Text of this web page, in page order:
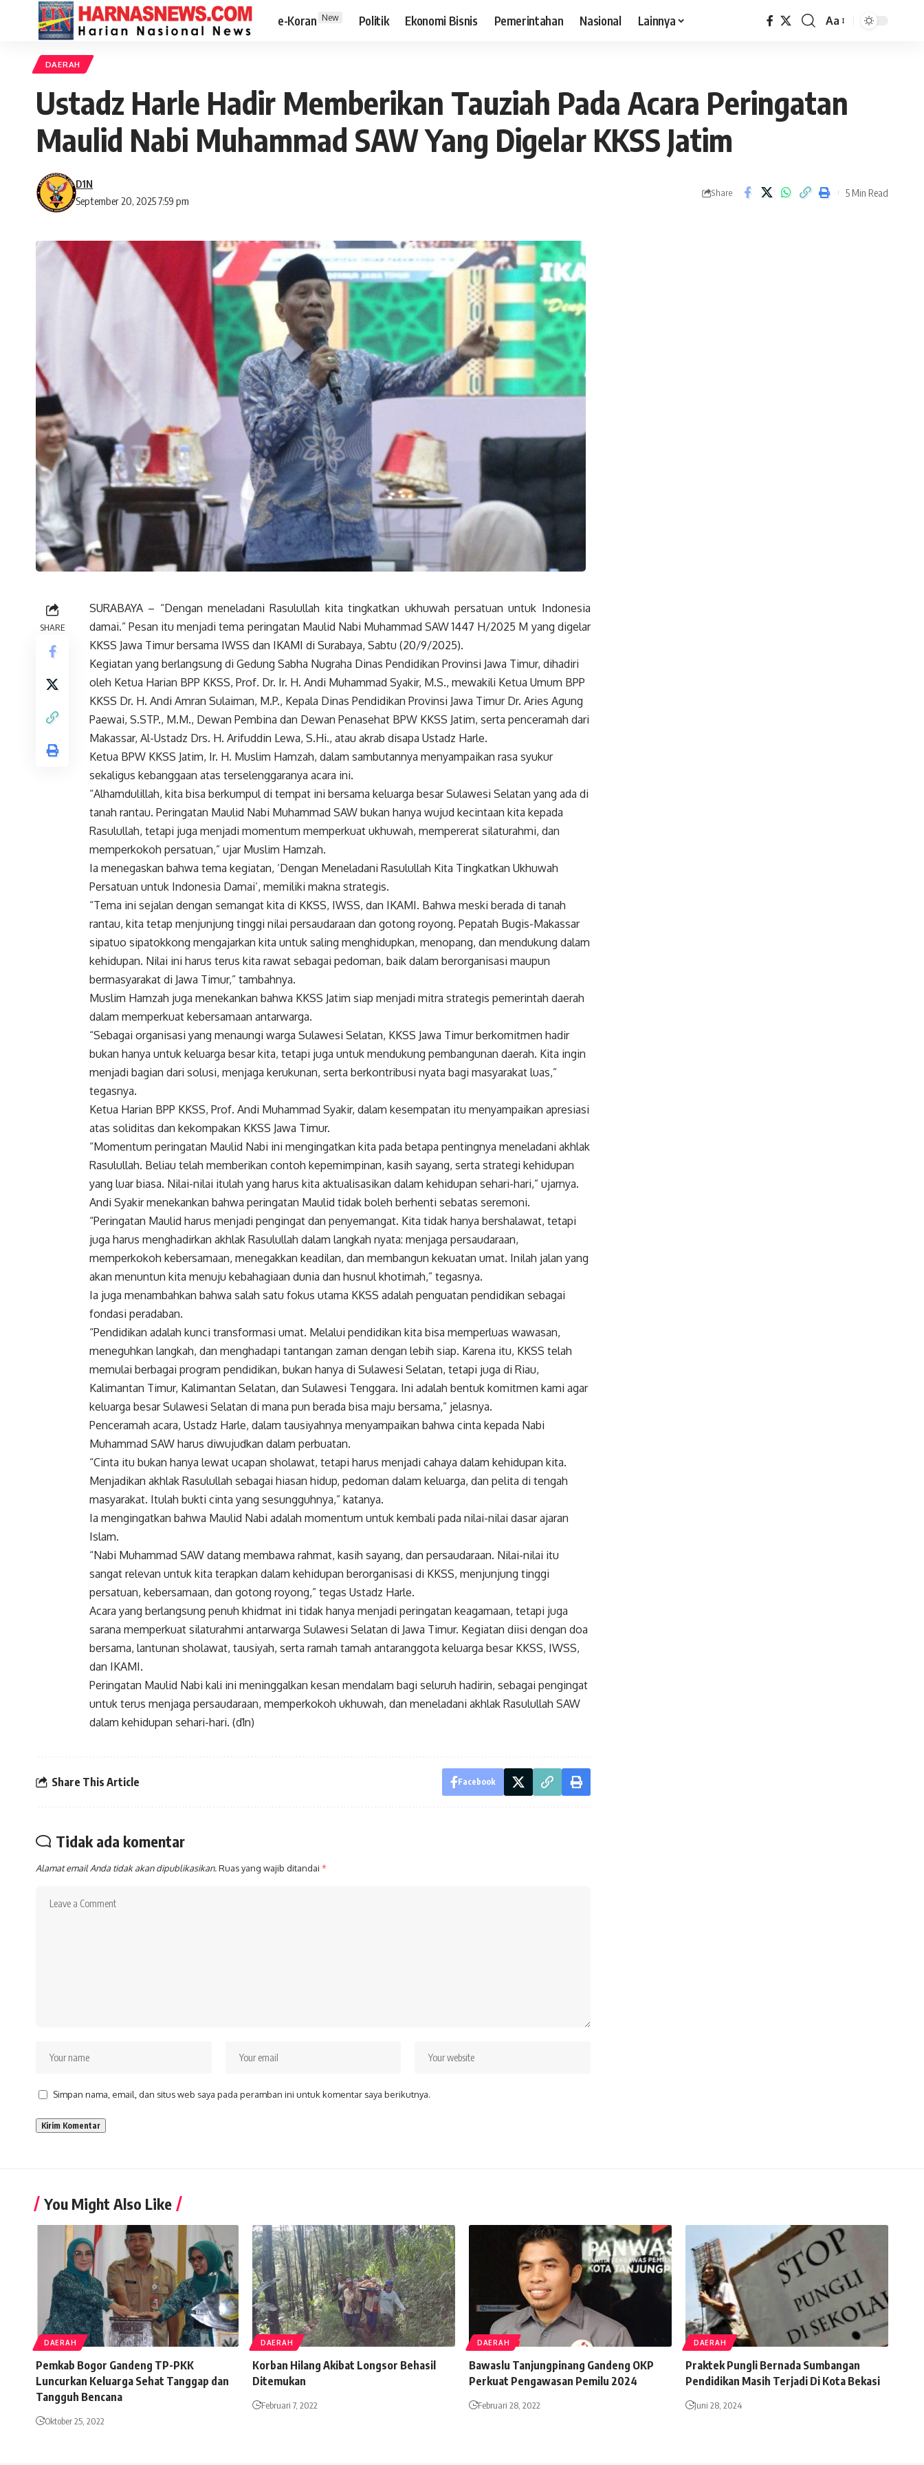
e-Koran New Politik Ekonomi Bisnis Pemerintahan Nasional Lainnya Aa
DAERAH
Ustadz Harle Hadir Memberikan Tauziah Pada Acara Peringatan
Maulid Nabi Muhammad SAW Yang Digelar KKSS Jatim
September 20, 2025 7:59 pm
D1N
Share 5 Min Read
SHARE
SURABAYA – “Dengan meneladani Rasulullah kita tingkatkan ukhuwah persatuan untuk Indonesia
damai.” Pesan itu menjadi tema peringatan Maulid Nabi Muhammad SAW 1447 H/2025 M yang digelar
KKSS Jawa Timur bersama IWSS dan IKAMI di Surabaya, Sabtu (20/9/2025).
Kegiatan yang berlangsung di Gedung Sabha Nugraha Dinas Pendidikan Provinsi Jawa Timur, dihadiri
oleh Ketua Harian BPP KKSS, Prof. Dr. Ir. H. Andi Muhammad Syakir, M.S., mewakili Ketua Umum BPP
KKSS Dr. H. Andi Amran Sulaiman, M.P., Kepala Dinas Pendidikan Provinsi Jawa Timur Dr. Aries Agung
Paewai, S.STP., M.M., Dewan Pembina dan Dewan Penasehat BPW KKSS Jatim, serta penceramah dari
Makassar, Al-Ustadz Drs. H. Arifuddin Lewa, S.Hi., atau akrab disapa Ustadz Harle.
Ketua BPW KKSS Jatim, Ir. H. Muslim Hamzah, dalam sambutannya menyampaikan rasa syukur
sekaligus kebanggaan atas terselenggaranya acara ini.
“Alhamdulillah, kita bisa berkumpul di tempat ini bersama keluarga besar Sulawesi Selatan yang ada di
tanah rantau. Peringatan Maulid Nabi Muhammad SAW bukan hanya wujud kecintaan kita kepada
Rasulullah, tetapi juga menjadi momentum memperkuat ukhuwah, mempererat silaturahmi, dan
memperkokoh persatuan,” ujar Muslim Hamzah.
Ia menegaskan bahwa tema kegiatan, ‘Dengan Meneladani Rasulullah Kita Tingkatkan Ukhuwah
Persatuan untuk Indonesia Damai’, memiliki makna strategis.
“Tema ini sejalan dengan semangat kita di KKSS, IWSS, dan IKAMI. Bahwa meski berada di tanah
rantau, kita tetap menjunjung tinggi nilai persaudaraan dan gotong royong. Pepatah Bugis-Makassar
sipatuo sipatokkong mengajarkan kita untuk saling menghidupkan, menopang, dan mendukung dalam
kehidupan. Nilai ini harus terus kita rawat sebagai pedoman, baik dalam berorganisasi maupun
bermasyarakat di Jawa Timur,” tambahnya.
Muslim Hamzah juga menekankan bahwa KKSS Jatim siap menjadi mitra strategis pemerintah daerah
dalam memperkuat kebersamaan antarwarga.
“Sebagai organisasi yang menaungi warga Sulawesi Selatan, KKSS Jawa Timur berkomitmen hadir
bukan hanya untuk keluarga besar kita, tetapi juga untuk mendukung pembangunan daerah. Kita ingin
menjadi bagian dari solusi, menjaga kerukunan, serta berkontribusi nyata bagi masyarakat luas,”
tegasnya.
Ketua Harian BPP KKSS, Prof. Andi Muhammad Syakir, dalam kesempatan itu menyampaikan apresiasi
atas soliditas dan kekompakan KKSS Jawa Timur.
“Momentum peringatan Maulid Nabi ini mengingatkan kita pada betapa pentingnya meneladani akhlak
Rasulullah. Beliau telah memberikan contoh kepemimpinan, kasih sayang, serta strategi kehidupan
yang luar biasa. Nilai-nilai itulah yang harus kita aktualisasikan dalam kehidupan sehari-hari,” ujarnya.
Andi Syakir menekankan bahwa peringatan Maulid tidak boleh berhenti sebatas seremoni.
“Peringatan Maulid harus menjadi pengingat dan penyemangat. Kita tidak hanya bershalawat, tetapi
juga harus menghadirkan akhlak Rasulullah dalam langkah nyata: menjaga persaudaraan,
memperkokoh kebersamaan, menegakkan keadilan, dan membangun kekuatan umat. Inilah jalan yang
akan menuntun kita menuju kebahagiaan dunia dan husnul khotimah,” tegasnya.
Ia juga menambahkan bahwa salah satu fokus utama KKSS adalah penguatan pendidikan sebagai
fondasi peradaban.
“Pendidikan adalah kunci transformasi umat. Melalui pendidikan kita bisa memperluas wawasan,
meneguhkan langkah, dan menghadapi tantangan zaman dengan lebih siap. Karena itu, KKSS telah
memulai berbagai program pendidikan, bukan hanya di Sulawesi Selatan, tetapi juga di Riau,
Kalimantan Timur, Kalimantan Selatan, dan Sulawesi Tenggara. Ini adalah bentuk komitmen kami agar
keluarga besar Sulawesi Selatan di mana pun berada bisa maju bersama,” jelasnya.
Penceramah acara, Ustadz Harle, dalam tausiyahnya menyampaikan bahwa cinta kepada Nabi
Muhammad SAW harus diwujudkan dalam perbuatan.
“Cinta itu bukan hanya lewat ucapan sholawat, tetapi harus menjadi cahaya dalam kehidupan kita.
Menjadikan akhlak Rasulullah sebagai hiasan hidup, pedoman dalam keluarga, dan pelita di tengah
masyarakat. Itulah bukti cinta yang sesungguhnya,” katanya.
Ia mengingatkan bahwa Maulid Nabi adalah momentum untuk kembali pada nilai-nilai dasar ajaran
Islam.
“Nabi Muhammad SAW datang membawa rahmat, kasih sayang, dan persaudaraan. Nilai-nilai itu
sangat relevan untuk kita terapkan dalam kehidupan berorganisasi di KKSS, menjunjung tinggi
persatuan, kebersamaan, dan gotong royong,” tegas Ustadz Harle.
Acara yang berlangsung penuh khidmat ini tidak hanya menjadi peringatan keagamaan, tetapi juga
sarana memperkuat silaturahmi antarwarga Sulawesi Selatan di Jawa Timur. Kegiatan diisi dengan doa
bersama, lantunan sholawat, tausiyah, serta ramah tamah antaranggota keluarga besar KKSS, IWSS,
dan IKAMI.
Peringatan Maulid Nabi kali ini meninggalkan kesan mendalam bagi seluruh hadirin, sebagai pengingat
untuk terus menjaga persaudaraan, memperkokoh ukhuwah, dan meneladani akhlak Rasulullah SAW
dalam kehidupan sehari-hari. (d1n)
Share This Article Facebook
Tidak ada komentar
Alamat email Anda tidak akan dipublikasikan.Ruas yang wajib ditandai *
Simpan nama, email, dan situs web saya pada peramban ini untuk komentar saya berikutnya.
You Might Also Like
DAERAH
Pemkab Bogor Gandeng TP-PKK
Luncurkan Keluarga Sehat Tanggap dan
Tangguh Bencana
Oktober 25, 2022
DAERAH
Korban Hilang Akibat Longsor Behasil
Ditemukan
Februari 7, 2022
DAERAH
Bawaslu Tanjungpinang Gandeng OKP
Perkuat Pengawasan Pemilu 2024
Februari 28, 2022
DAERAH
Praktek Pungli Bernada Sumbangan
Pendidikan Masih Terjadi Di Kota Bekasi
Juni 28, 2024